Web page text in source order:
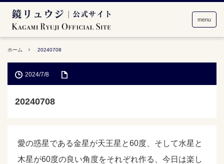
menu
ホーム 20240708
2024/7/8
20240708
愛の惑星である金星が天王星と60度、そして水星と
木星が60度の良い角度をそれぞれ作る、今日は楽し